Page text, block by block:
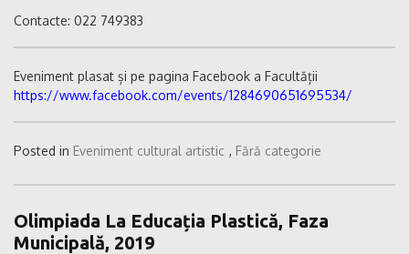
Contacte: 022 749383
Eveniment plasat și pe pagina Facebook a Facultății
https://www.facebook.com/events/1284690651695534/
Posted in Eveniment cultural artistic , Fără categorie
Olimpiada La Educația Plastică, Faza
Municipală, 2019